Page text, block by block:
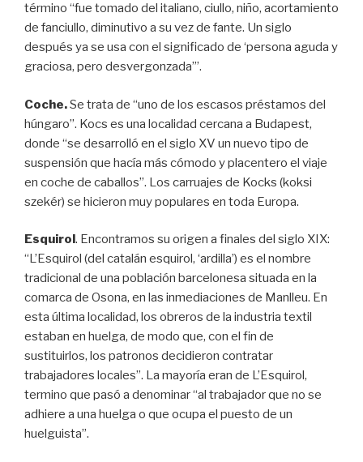
término “fue tomado del italiano, ciullo, niño, acortamiento
de fanciullo, diminutivo a su vez de fante. Un siglo
después ya se usa con el significado de ‘persona aguda y
graciosa, pero desvergonzada’”.
Coche.Se trata de “uno de los escasos préstamos del
húngaro”. Kocs es una localidad cercana a Budapest,
donde “se desarrolló en el siglo XV un nuevo tipo de
suspensión que hacía más cómodo y placentero el viaje
en coche de caballos”. Los carruajes de Kocks (koksi
szekér) se hicieron muy populares en toda Europa.
Esquirol . Encontramos su origen a finales del siglo XIX:
“L’Esquirol (del catalán esquirol, ‘ardilla’) es el nombre
tradicional de una población barcelonesa situada en la
comarca de Osona, en las inmediaciones de Manlleu. En
esta última localidad, los obreros de la industria textil
estaban en huelga, de modo que, con el fin de
sustituirlos, los patronos decidieron contratar
trabajadores locales”. La mayoría eran de L’Esquirol,
termino que pasó a denominar “al trabajador que no se
adhiere a una huelga o que ocupa el puesto de un
huelguista”.